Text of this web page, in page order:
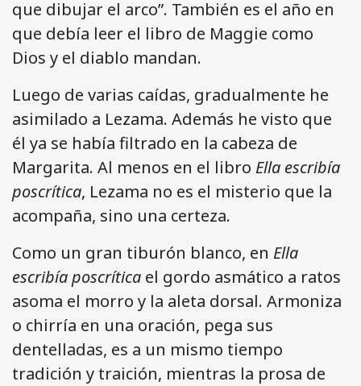
que dibujar el arco”. También es el año en
que debía leer el libro de Maggie como
Dios y el diablo mandan.
Luego de varias caídas, gradualmente he
asimilado a Lezama. Además he visto que
él ya se había filtrado en la cabeza de
Margarita. Al menos en el libro Ella escribía
poscrítica, Lezama no es el misterio que la
acompaña, sino una certeza.
Como un gran tiburón blanco, en Ella
escribía poscrítica el gordo asmático a ratos
asoma el morro y la aleta dorsal. Armoniza
o chirría en una oración, pega sus
dentelladas, es a un mismo tiempo
tradición y traición, mientras la prosa de